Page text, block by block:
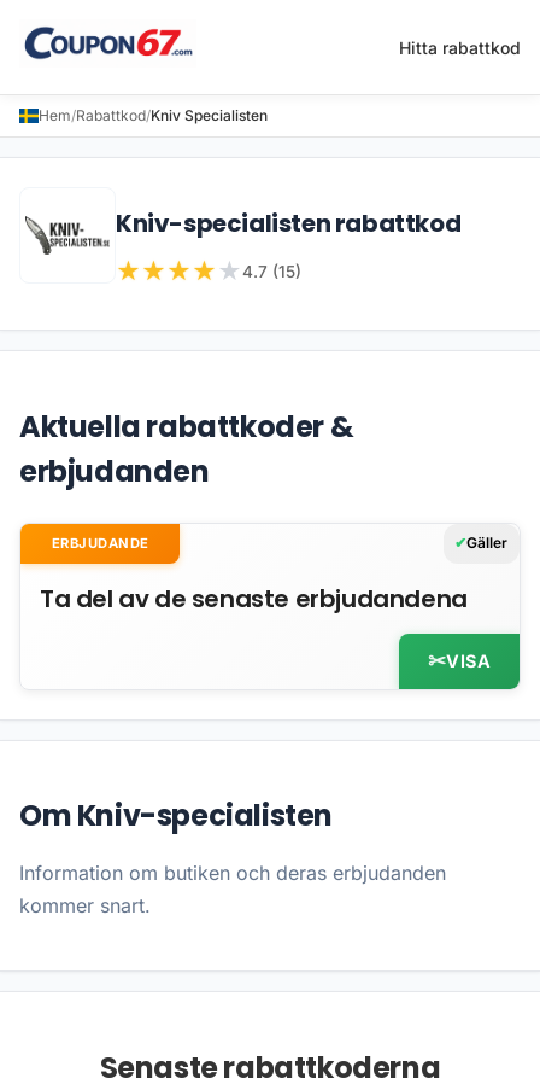
Hitta rabattkod
Hem/Rabattkod/Kniv Specialisten
Kniv-specialisten rabattkod
★★★★ ★4.7 (15)
Aktuella rabattkoder &
erbjudanden
ERBJUDANDE Gäller
Ta del av de senaste erbjudandena
VISA
Om Kniv-specialisten
Information om butiken och deras erbjudanden
kommer snart.
Senaste rabattkoderna